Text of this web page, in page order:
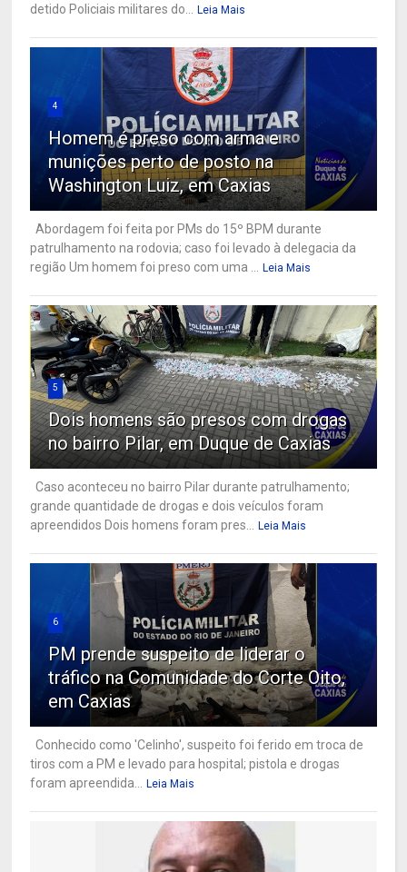
detido Policiais militares do... Leia Mais
4
Homem é preso com arma e
munições perto de posto na
Washington Luiz, em Caxias
Abordagem foi feita por PMs do 15º BPM durante
patrulhamento na rodovia; caso foi levado à delegacia da
região Um homem foi preso com uma ...
Leia Mais
5
Dois homens são presos com drogas
no bairro Pilar, em Duque de Caxias
Caso aconteceu no bairro Pilar durante patrulhamento;
grande quantidade de drogas e dois veículos foram
apreendidos Dois homens foram pres...
Leia Mais
6
PM prende suspeito de liderar o
tráfico na Comunidade do Corte Oito,
em Caxias
Conhecido como 'Celinho', suspeito foi ferido em troca de
tiros com a PM e levado para hospital; pistola e drogas
foram apreendida...
Leia Mais